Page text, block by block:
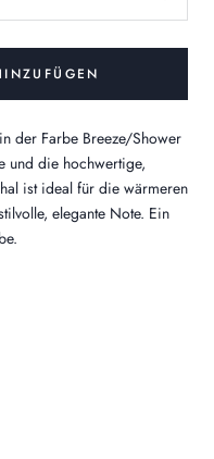
der Farbe Breeze/Shower
und die hochwertige,
ist ideal für die wärmeren
elegante Note. Ein